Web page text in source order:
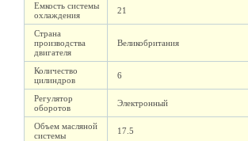
Емкость системы
охлаждения
21
Страна
производства
двигателя
Великобритания
Количество
цилиндров
6
Регулятор
оборотов
Электронный
Объем масляной
системы
17.5